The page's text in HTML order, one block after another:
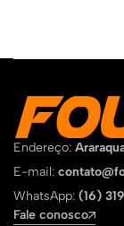
Endereço:
E-mail:
WhatsApp: (16)
Fale conosco